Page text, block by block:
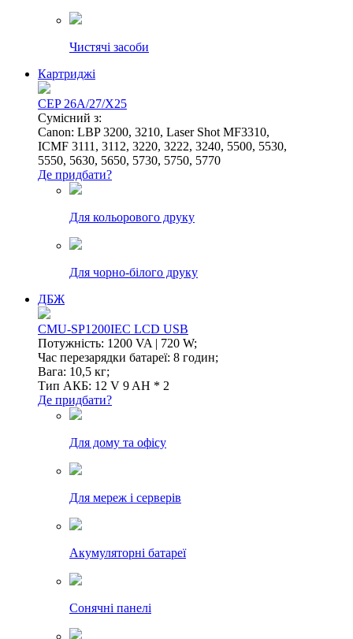
Чистячі засоби
Картриджі
CEP 26A/27/X25
Сумісний з:
Canon: LBP 3200, 3210, Laser Shot MF3310,
ICMF 3111, 3112, 3220, 3222, 3240, 5500, 5530,
5550, 5630, 5650, 5730, 5750, 5770
Де придбати?
Для кольорового друку
Для чорно-білого друку
ДБЖ
CMU-SP1200IEC LCD USB
Потужність: 1200 VA | 720 W;
Час перезарядки батареї: 8 годин;
Вага: 10,5 кг;
Тип АКБ: 12 V 9 AH * 2
Де придбати?
Для дому та офісу
Для мереж і серверів
Акумуляторні батареї
Сонячні панелі